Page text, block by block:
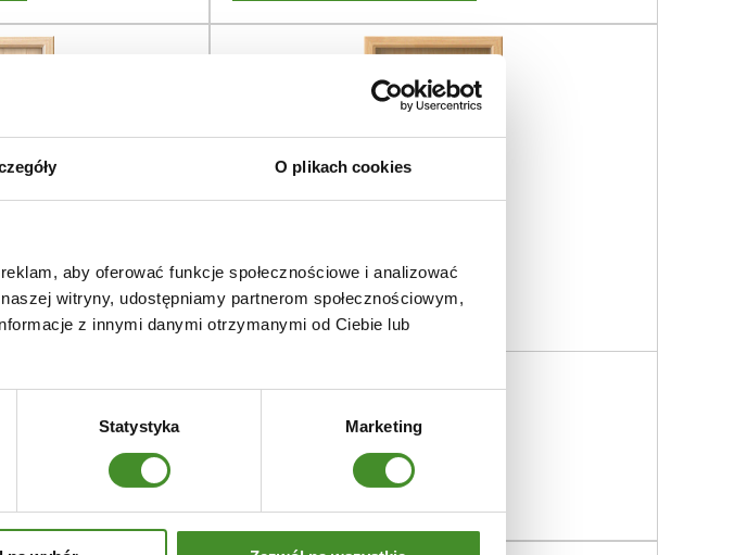
O plikach cookies
aby oferować funkcje społecznościowe i analizować
witryny, udostępniamy partnerom społecznościowym,
z innymi danymi otrzymanymi od Ciebie lub
Statystyka Marketing
Drzwi Fokus
DOWIEDZ SIĘ WIĘCEJ